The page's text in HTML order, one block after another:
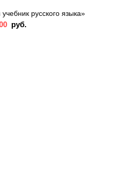
русского языка»
руб.